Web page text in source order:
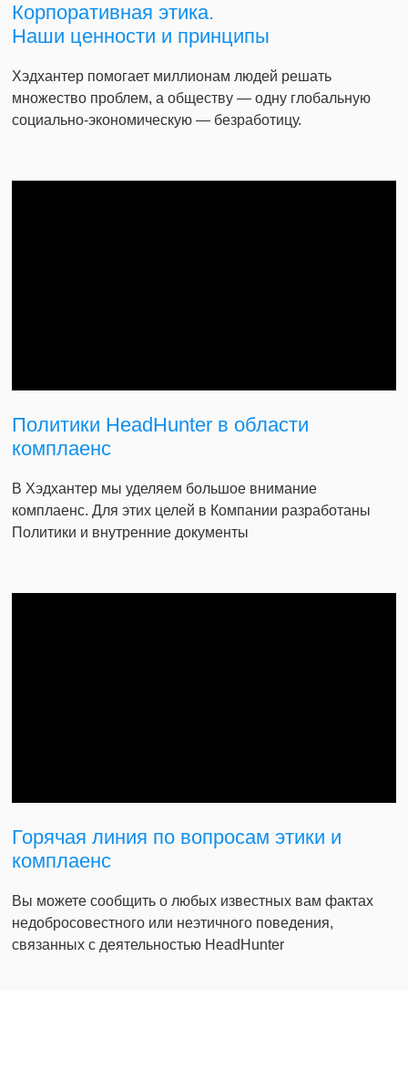
Корпоративная этика.
Наши ценности и принципы
Хэдхантер помогает миллионам людей решать
множество проблем, а обществу — одну глобальную
социально-экономическую — безработицу.
Политики HeadHunter в области
комплаенс
В Хэдхантер мы уделяем большое внимание
комплаенс. Для этих целей в Компании разработаны
Политики и внутренние документы
Горячая линия по вопросам этики и
комплаенс
Вы можете сообщить о любых известных вам фактах
недобросовестного или неэтичного поведения,
связанных с деятельностью HeadHunter